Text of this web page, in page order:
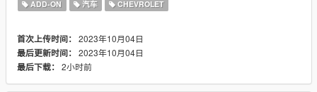
3.drop the car files
Important:You cannot unlock, modify, or use any piece without
permission
Contact me On discord If you have any problem
ADD-ON 汽车 CHEVROLET
首次上传时间： 2023年10月04日
最后更新时间： 2023年10月04日
最后下载： 2小时前